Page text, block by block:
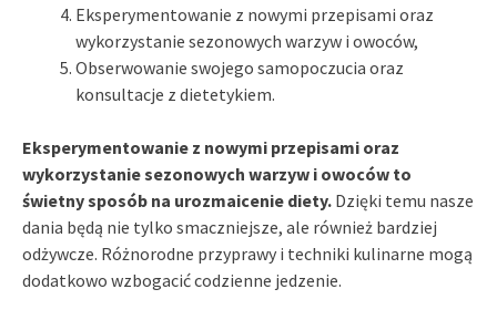
Eksperymentowanie z nowymi przepisami oraz
wykorzystanie sezonowych warzyw i owoców,
Obserwowanie swojego samopoczucia oraz
konsultacje z dietetykiem.
Eksperymentowanie z nowymi przepisami oraz
wykorzystanie sezonowych warzyw i owoców to
świetny sposób na urozmaicenie diety. Dzięki temu nasze
dania będą nie tylko smaczniejsze, ale również bardziej
odżywcze. Różnorodne przyprawy i techniki kulinarne mogą
dodatkowo wzbogacić codzienne jedzenie.